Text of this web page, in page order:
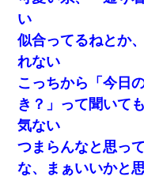
い
似合ってるねとか
れない
こっちから「今日
き？」って聞いて
気ない
つまらんなと思っ
な、まぁいいかと